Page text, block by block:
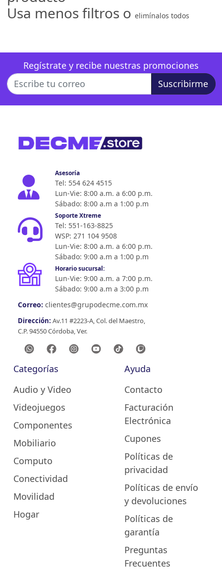
Usa menos filtros o elimínalos todos
Regístrate y recibe nuestras promociones
Suscribirme
Asesoría
Tel: 554 624 4515
Lun-Vie: 8:00 a.m. a 6:00 p.m.
Sábado: 8:00 a.m a 1:00 p.m
Soporte Xtreme
Tel: 551-163-8825
WSP: 271 104 9508
Lun-Vie: 8:00 a.m. a 6:00 p.m.
Sábado: 9:00 a.m a 1:00 p.m
Horario sucursal:
Lun-Vie: 9:00 a.m. a 7:00 p.m.
Sábado: 9:00 a.m a 3:00 p.m
Correo: clientes@grupodecme.com.mx
Dirección: Av.11 #2223-A, Col. del Maestro,
C.P. 94550 Córdoba, Ver.
Categorías
Audio y Video
Videojuegos
Componentes
Mobiliario
Computo
Conectividad
Movilidad
Hogar
Ayuda
Contacto
Facturación
Electrónica
Cupones
Políticas de
privacidad
Políticas de envío
y devoluciones
Políticas de
garantía
Preguntas
Frecuentes